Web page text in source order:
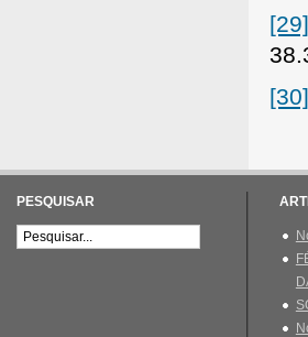
[29]
[30]
PESQUISAR